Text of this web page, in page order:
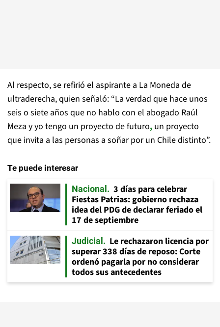
Al respecto, se refirió el aspirante a La Moneda de
ultraderecha, quien señaló: “La verdad que hace unos
seis o siete años que no hablo con el abogado Raúl
Meza y yo tengo un proyecto de futuro, un proyecto
que invita a las personas a soñar por un Chile distinto”.
Te puede interesar
Nacional
3 días para celebrar
Fiestas Patrias: gobierno rechaza
idea del PDG de declarar feriado el
17 de septiembre
Judicial
Le rechazaron licencia por
superar 338 días de reposo: Corte
ordenó pagarla por no considerar
todos sus antecedentes